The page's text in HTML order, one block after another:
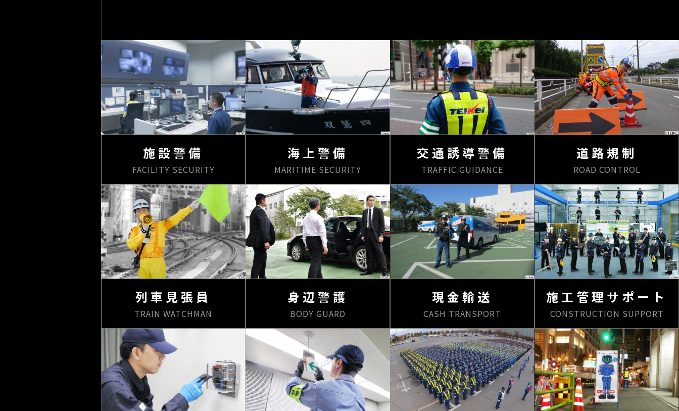
施設警備
FACILITY SECURITY
海上警備
MARITIME SECURITY
交通誘導警備
TRAFFIC GUIDANCE
道路規制
ROAD CONTROL
列車見張員
TRAIN WATCHMAN
身辺警護
BODY GUARD
現金輸送
CASH TRANSPORT
施工管理サポート
CONSTRUCTION SUPPORT